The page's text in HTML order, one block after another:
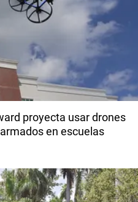
proyecta usar drones
en escuelas